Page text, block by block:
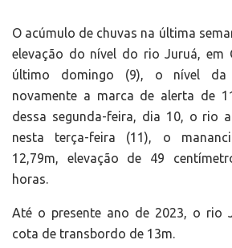
O acúmulo de chuvas na última
elevação do nível do rio Juruá, em
último domingo (9), o nível da
novamente a marca de alerta de
dessa segunda-feira, dia 10, o rio
nesta terça-feira (11), o
12,79m, elevação de 49
horas.
Até o presente ano de 2023, o rio
cota de transbordo de 13m.